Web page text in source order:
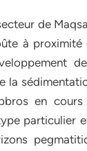
de
à
en
particulier